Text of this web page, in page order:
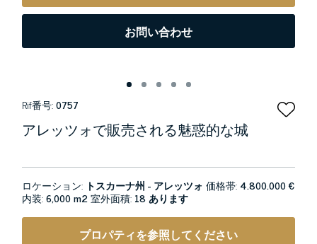
お問い合わせ
Rif番号:0757
アレッツォで販売される魅惑的な城
ロケーション: トスカーナ州 - アレッツォ 価格帯: 4.800.000 €
内装:6,000 m2室外面積: 18 あります
プロパティを参照してください